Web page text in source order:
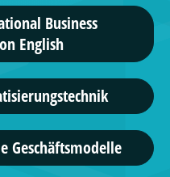
Business
English
Geschäftsmodelle